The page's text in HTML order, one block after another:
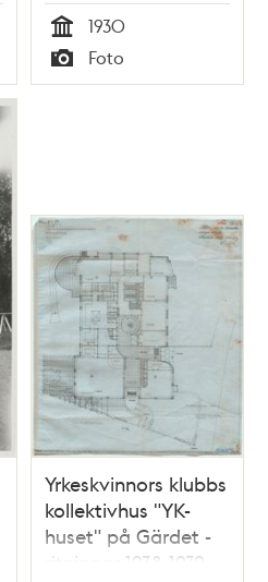
Tid
1930
Typ
Foto
Yrkeskvinnors klubbs
kollektivhus "YK-
huset" på Gärdet -
ritningar 1938-1939